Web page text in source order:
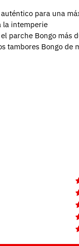
para una
la intemperie
parche Bongo más
tambores Bongo